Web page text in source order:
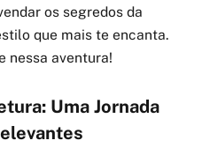
os segredos da
que mais te encanta.
nessa aventura!
Uma Jornada